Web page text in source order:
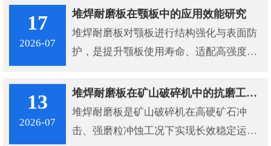
定、寿命延长、成本管控多维度解决循环
风机的设备损耗难题，成为工业风机长效
稳定运行的核心保障。
17
2026-07
堆焊耐磨板在颚板中的应用效能研究
堆焊耐磨板对颚板进行结构强化与表面防
护，是提升颚板使用寿命、适配高强度破
双金属堆焊耐磨板凭借复合结构设计、高
硬度耐磨层与高韧性基板的协同优势，为
颚板长效稳定运行提供了可靠解决方案。
13
2026-07
堆焊耐磨板在矿山破碎机中的抗磨工程应用分析
堆焊耐磨板是矿山破碎机在高硬矿石冲
击、强磨粒冲蚀工况下实现长效稳定运行